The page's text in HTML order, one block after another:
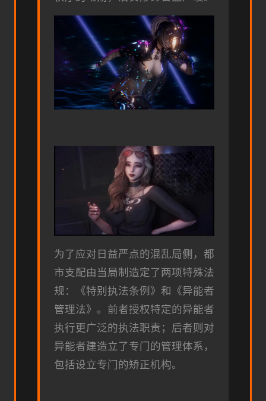
为了应对日益严点的混乱局侧，都
市支配由当局制造定了两项特殊法
规：《特别执法条例》和《异能者
管理法》。前者授权特定的异能者
执行更广泛的执法职责；后者则对
异能者建造立了专门的管理体系，
包括设立专门的矫正机构。